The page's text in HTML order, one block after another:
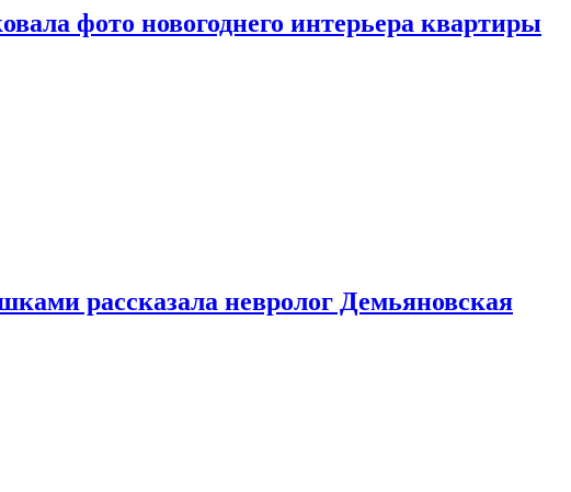
фото новогоднего интерьера квартиры
рассказала невролог Демьяновская